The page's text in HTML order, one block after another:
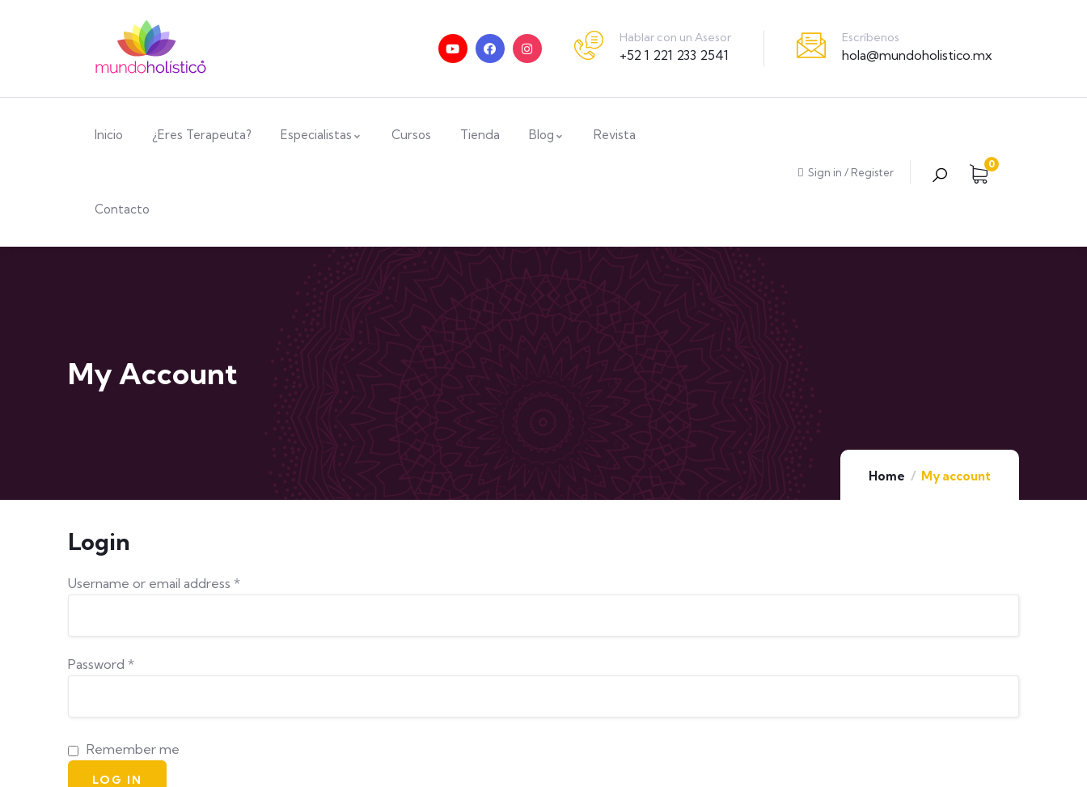
Hablar con un Asesor
+52 1 221 233 2541
Escríbenos
hola@mundoholistico.mx
Inicio ¿Eres Terapeuta? Especialistas Cursos Tienda Blog Revista
Contacto
Sign in / Register
0
My Account
Home My account
Login
Username or email address *
Password *
Remember me
LOG IN